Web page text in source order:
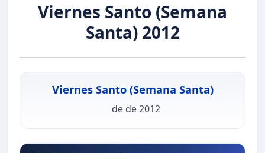
Viernes Santo (Semana
Santa) 2012
Viernes Santo (Semana Santa)
de de 2012